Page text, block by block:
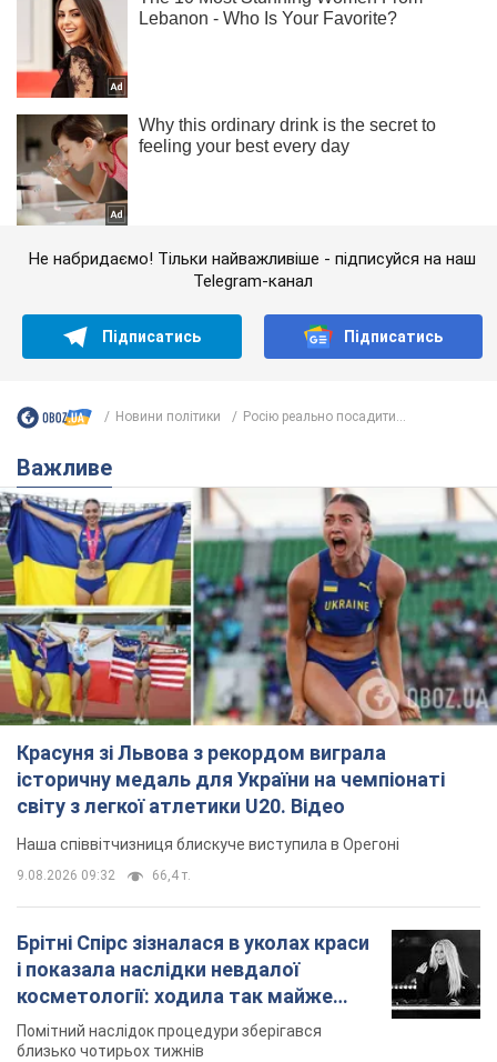
Не набридаємо! Тільки найважливіше - підписуйся на наш
Telegram-канал
Підписатись Підписатись
Новини політики Росію реально посадити...
Важливе
Красуня зі Львова з рекордом виграла
історичну медаль для України на чемпіонаті
світу з легкої атлетики U20. Відео
Наша співвітчизниця блискуче виступила в Орегоні
9.08.2026 09:32 66,4 т.
Брітні Спірс зізналася в уколах краси
і показала наслідки невдалої
косметології: ходила так майже
місяць
Помітний наслідок процедури зберігався
близько чотирьох тижнів